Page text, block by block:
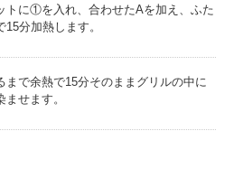
トに①を入れ、合わせたAを加え、ふた
分加熱します。
まで余熱で15分そのままグリルの中に
せます。